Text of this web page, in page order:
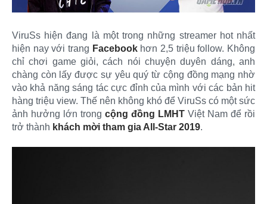
ViruSs hiện đang là một trong những streamer hot nhất
hiện nay với trang Facebookhơn 2,5 triệu follow. Không
chỉ chơi game giỏi, cách nói chuyện duyên dáng, anh
chàng còn lấy được sự yêu quý từ cộng đồng mạng nhờ
vào khả năng sáng tác cực đỉnh của mình với các bản hit
hàng triệu view. Thế nên không khó để ViruSs có một sức
ảnh hưởng lớn trong cộng đồng LMHT Việt Nam để rồi
trở thành khách mời tham gia All-Star 2019.